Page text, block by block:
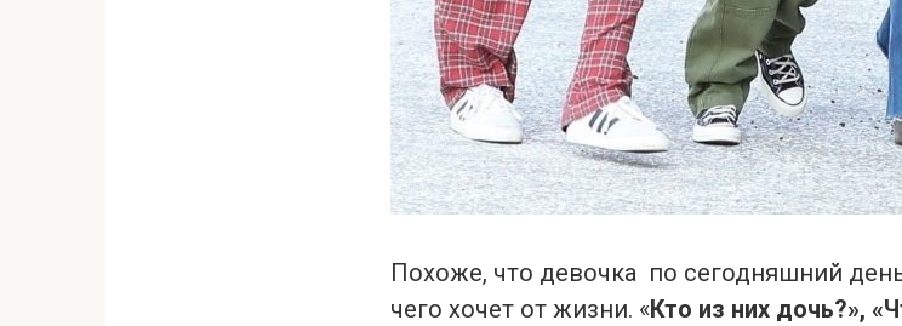
Похоже, что девочка по сегодняшний
чего хочет от жизни. «Кто из них дочь?»,